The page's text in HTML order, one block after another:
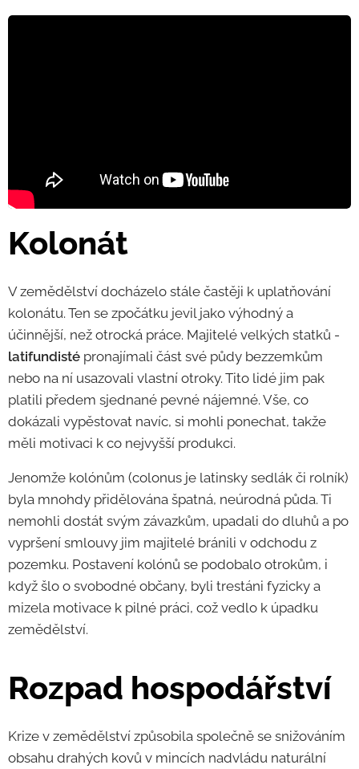
Kolonát
V zemědělství docházelo stále častěji k uplatňování
kolonátu. Ten se zpočátku jevil jako výhodný a
účinnější, než otrocká práce. Majitelé velkých statků -
latifundisté pronajímali část své půdy bezzemkům
nebo na ní usazovali vlastní otroky. Tito lidé jim pak
platili předem sjednané pevné nájemné. Vše, co
dokázali vypěstovat navíc, si mohli ponechat, takže
měli motivaci k co nejvyšší produkci.
Jenomže kolónům (colonus je latinsky sedlák či rolník)
byla mnohdy přidělována špatná, neúrodná půda. Ti
nemohli dostát svým závazkům, upadali do dluhů a po
vypršení smlouvy jim majitelé bránili v odchodu z
pozemku. Postavení kolónů se podobalo otrokům, i
když šlo o svobodné občany, byli trestáni fyzicky a
mizela motivace k pilné práci, což vedlo k úpadku
zemědělství.
Rozpad hospodářství
Krize v zemědělství způsobila společně se snižováním
obsahu drahých kovů v mincích nadvládu naturální